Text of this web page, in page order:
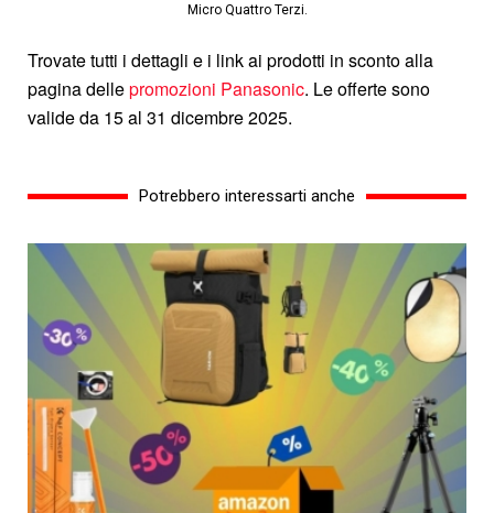
Micro Quattro Terzi.
Trovate tutti i dettagli e i link ai prodotti in sconto alla
pagina dellepromozioni Panasonic. Le offerte sono
valide da 15 al 31 dicembre 2025.
Potrebbero interessarti anche